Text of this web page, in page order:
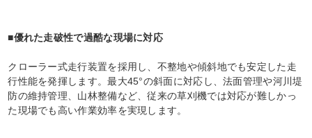
■優れた走破性で過酷な現場に対応
クローラー式走行装置を採用し、不整地や傾斜地でも安定した走
行性能を発揮します。最大45°の斜面に対応し、法面管理や河川堤
防の維持管理、山林整備など、従来の草刈機では対応が難しかっ
た現場でも高い作業効率を実現します。